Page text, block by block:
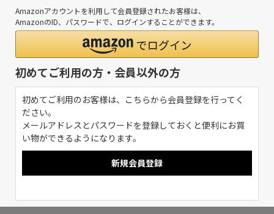
Amazonアカウントを利用して会員登録されたお客様は、
AmazonのID、パスワードで、ログインすることができます。
初めてご利用の方・会員以外の方
初めてご利用のお客様は、こちらから会員登録を行ってく
ださい。
メールアドレスとパスワードを登録しておくと便利にお買
い物ができるようになります。